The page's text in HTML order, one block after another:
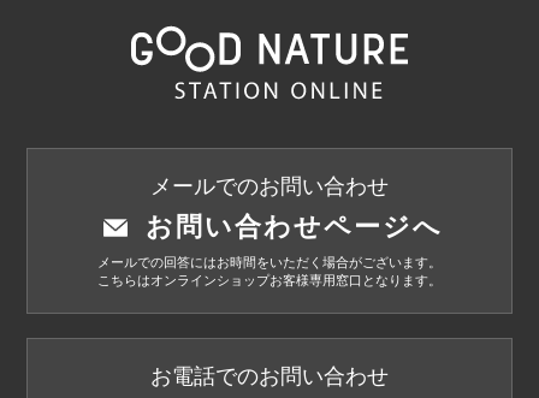
メールでのお問い合わせ
お問い合わせページへ
メールでの回答にはお時間をいただく場合がございます。
こちらはオンラインショップお客様専用窓口となります。
お電話でのお問い合わせ